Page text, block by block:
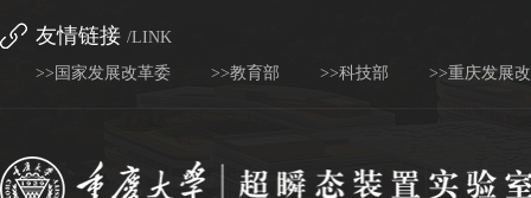
友情链接 /LINK
>>国家发展改革委
>>教育部 >>科技部 >>重庆发展